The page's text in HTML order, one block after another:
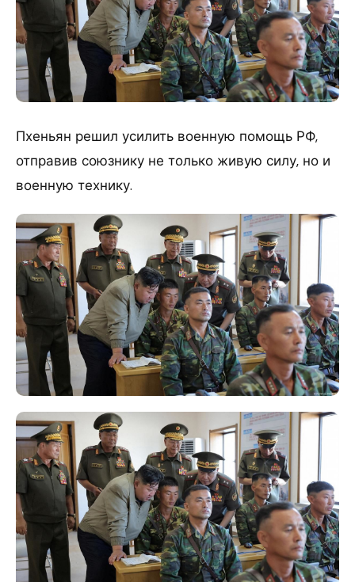
Пхеньян решил усилить военную помощь РФ,
отправив союзнику не только живую силу, но и
военную технику.